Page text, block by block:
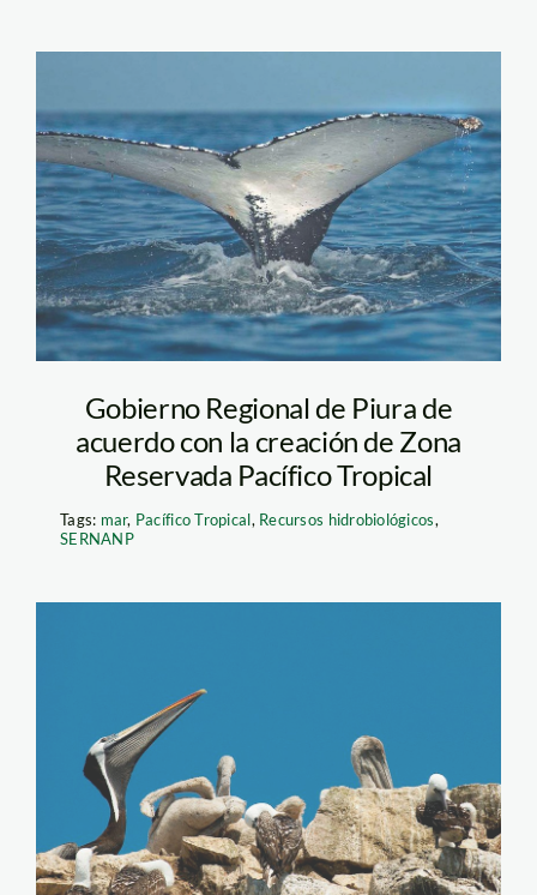
ballena-sernanp
Gobierno Regional de Piura de
acuerdo con la creación de Zona
Reservada Pacífico Tropical
Tags: mar, Pacífico Tropical, Recursos hidrobiológicos,
SERNANP
Reservas_Sernanp